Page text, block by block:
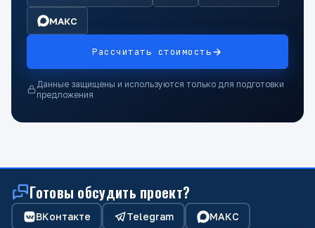
МАКС
Рассчитать стоимость
Данные защищены и используются только для подготовки
предложения
Готовы обсудить проект?
ВКонтакте Telegram МАКС